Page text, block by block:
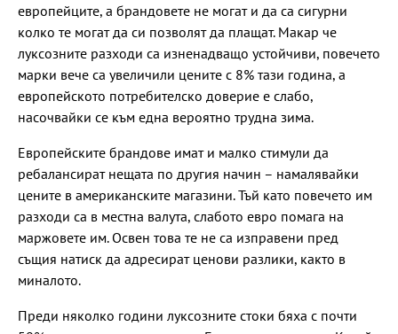
европейците, а брандовете не могат и да са сигурни
колко те могат да си позволят да плащат. Макар че
луксозните разходи са изненадващо устойчиви, повечето
марки вече са увеличили цените с 8% тази година, а
европейското потребителско доверие е слабо,
насочвайки се към една вероятно трудна зима.
Европейските брандове имат и малко стимули да
ребалансират нещата по другия начин – намалявайки
цените в американските магазини. Тъй като повечето им
разходи са в местна валута, слабото евро помага на
маржовете им. Освен това те не са изправени пред
същия натиск да адресират ценови разлики, както в
миналото.
Преди няколко години луксозните стоки бяха с почти